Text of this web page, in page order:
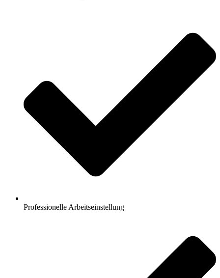
Professionelle Arbeitseinstellung